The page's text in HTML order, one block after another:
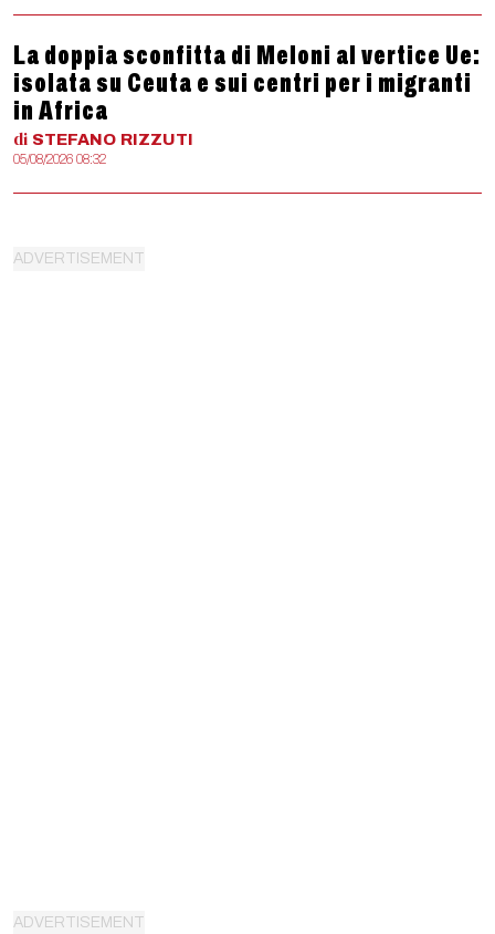
La doppia sconfitta di Meloni al vertice Ue:
isolata su Ceuta e sui centri per i migranti
in Africa
di STEFANO RIZZUTI
05/08/2026 08:32